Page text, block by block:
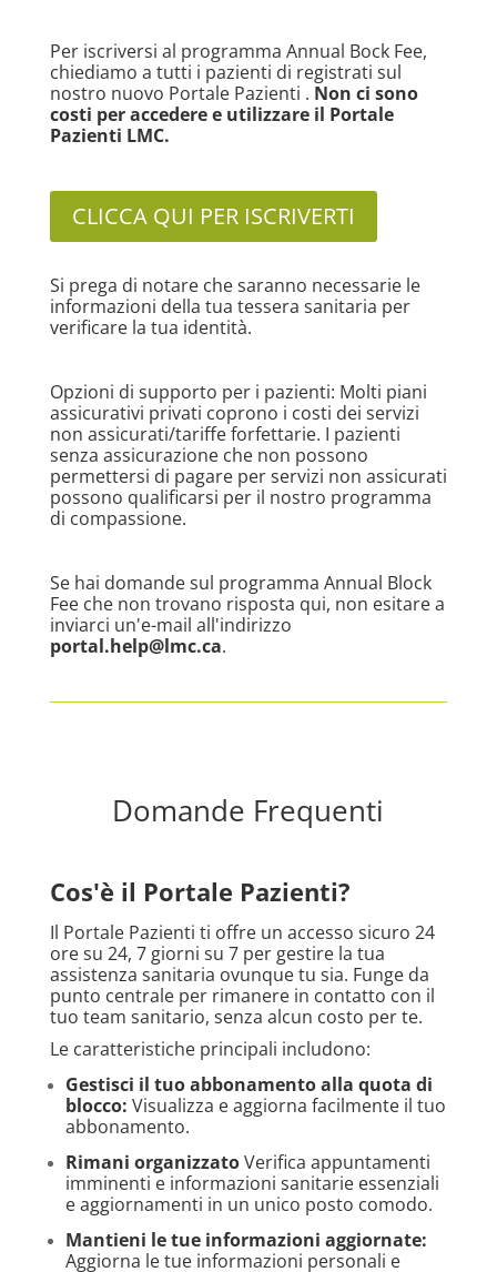
Per iscriversi al programma Annual Bock Fee,
chiediamo a tutti i pazienti di registrati sul
nostro nuovo Portale Pazienti . Non ci sono
costi per accedere e utilizzare il Portale
Pazienti LMC.
CLICCA QUI PER ISCRIVERTI
Si prega di notare che saranno necessarie le
informazioni della tua tessera sanitaria per
verificare la tua identità.
Opzioni di supporto per i pazienti: Molti piani
assicurativi privati coprono i costi dei servizi
non assicurati/tariffe forfettarie. I pazienti
senza assicurazione che non possono
permettersi di pagare per servizi non assicurati
possono qualificarsi per il nostro programma
di compassione.
Se hai domande sul programma Annual Block
Fee che non trovano risposta qui, non esitare a
inviarci un'e-mail all'indirizzo
portal.help@lmc.ca.
Domande Frequenti
Cos'è il Portale Pazienti?
Il Portale Pazienti ti offre un accesso sicuro 24
ore su 24, 7 giorni su 7 per gestire la tua
assistenza sanitaria ovunque tu sia. Funge da
punto centrale per rimanere in contatto con il
tuo team sanitario, senza alcun costo per te.
Le caratteristiche principali includono:
Gestisci il tuo abbonamento alla quota di
blocco: Visualizza e aggiorna facilmente il tuo
abbonamento.
Rimani organizzatoVerifica appuntamenti
imminenti e informazioni sanitarie essenziali
e aggiornamenti in un unico posto comodo.
Mantieni le tue informazioni aggiornate:
Aggiorna le tue informazioni personali e